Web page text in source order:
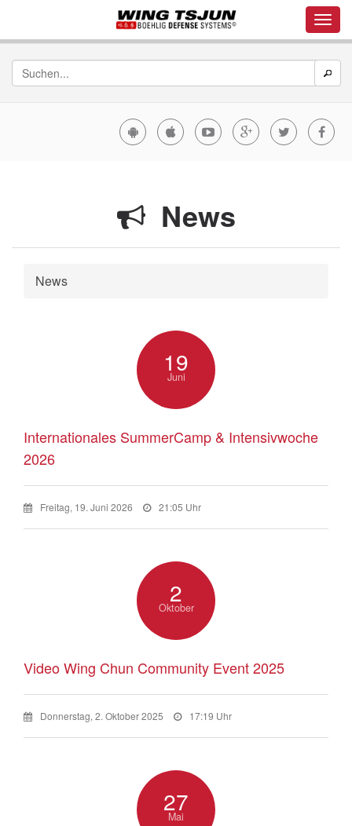
News
News
19
Juni
Internationales SummerCamp & Intensivwoche
2026
Freitag, 19. Juni 2026 21:05 Uhr
2
Oktober
Video Wing Chun Community Event 2025
Donnerstag, 2. Oktober 2025 17:19 Uhr
27
Mai